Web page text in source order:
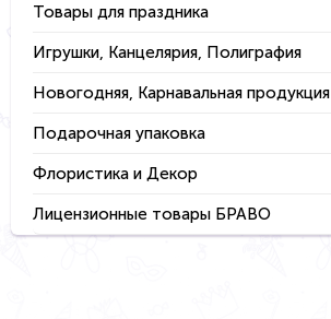
Товары для праздника
Игрушки, Канцелярия, Полиграфия
Новогодняя, Карнавальная продукция
Подарочная упаковка
Флористика и Декор
Лицензионные товары БРАВО